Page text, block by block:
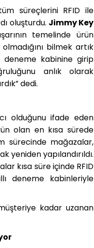
süreçlerini RFID ile
oluşturdu. Jimmy Key
temelinde ürün
bilmek artık
kabinine girip
anlık olarak
dedi.
olduğunu ifade eden
olan en kısa sürede
sürecinde mağazalar,
yeniden yapılandırıldı.
kısa süre içinde RFID
deneme kabinleriyle
kadar uzanan